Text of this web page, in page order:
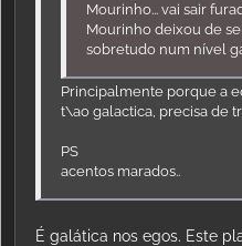
Mourinho... vai sair
Mourinho deixou de
sobretudo num nível
Principalmente porque a
t\ao galactica, precisa de
PS
acentos marados..
É galática nos egos. Este